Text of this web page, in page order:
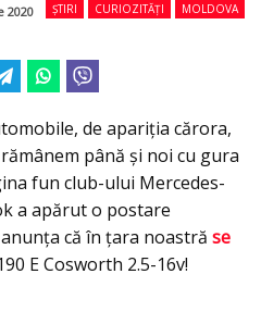
ȘTIRI CURIOZITĂȚI MOLDOVA
2020
de apariția cărora,
până și noi cu gura
fun club-ului Mercedes-
a apărut o postare
că în țara noastră se
E Cosworth 2.5-16v!